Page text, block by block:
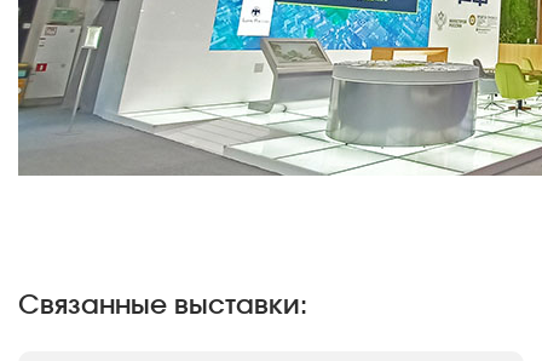
Связанные выставки: